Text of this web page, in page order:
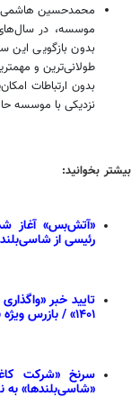
محمدحسین هاشمی
موسسه، در
بدون بازگویی این
طولانی‌ترین و
بدون ارتباطات
نزدیکی با موسسه
بیشتر بخوانید:
«آتش‌بس» آغاز
رئیسی از
تایید خبر
۱۴۰۱» / بازرس ویژه به رئیسی گزارش «محرمانه» داد
سرنخ «شرکت
«شاسی‌بلندها» به